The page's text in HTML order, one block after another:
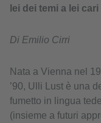
lei dei temi a lei
Di Emilio Cirri
Nata a Vienna nel
’90, Ulli Lust è una
fumetto in lingua
(insieme a futuri